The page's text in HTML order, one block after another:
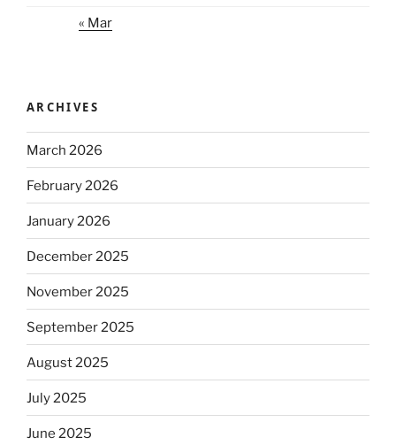
« Mar
ARCHIVES
March 2026
February 2026
January 2026
December 2025
November 2025
September 2025
August 2025
July 2025
June 2025